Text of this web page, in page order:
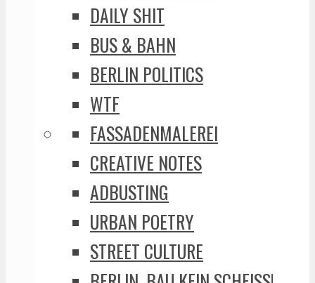
DAILY SHIT
BUS & BAHN
BERLIN POLITICS
WTF
FASSADENMALEREI
CREATIVE NOTES
ADBUSTING
URBAN POETRY
STREET CULTURE